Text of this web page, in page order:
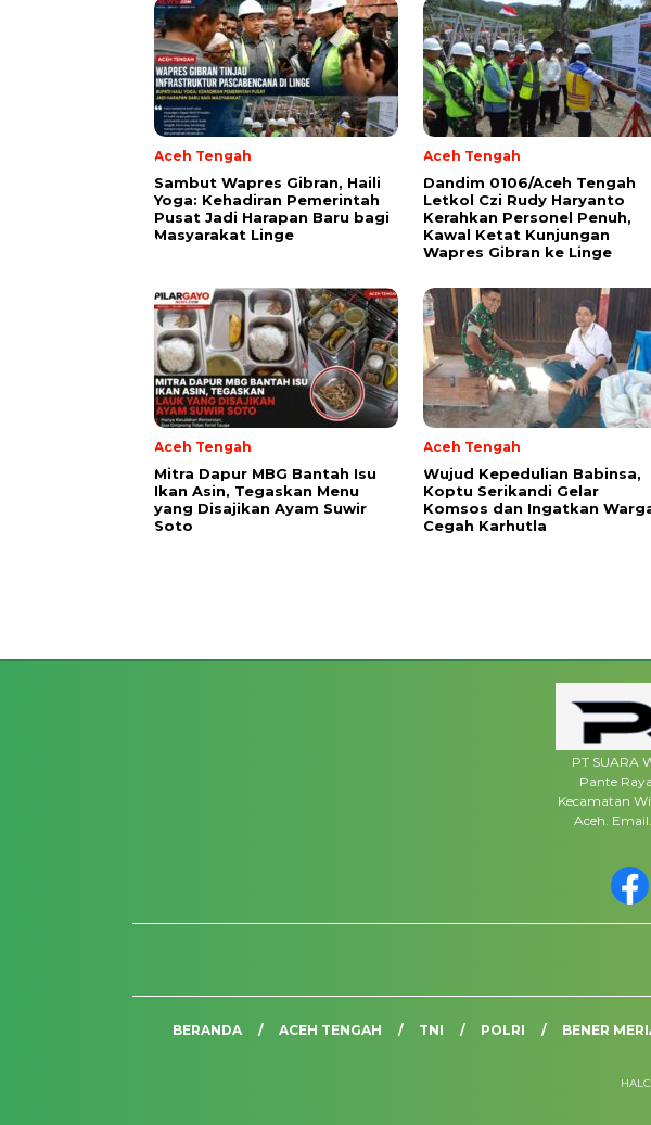
Aceh Tengah
‎Sambut Wapres Gibran, Haili
Yoga: Kehadiran Pemerintah
Pusat Jadi Harapan Baru bagi
Masyarakat Linge
Aceh Tengah
Dandim 0106/Aceh Tengah
Letkol Czi Rudy Haryanto
Kerahkan Personel Penuh,
Kawal Ketat Kunjungan
Wapres Gibran ke Linge
Aceh Tengah
‎Mitra Dapur MBG Bantah Isu
Ikan Asin, Tegaskan Menu
yang Disajikan Ayam Suwir
Soto
Aceh Tengah
‎Wujud Kepedulian Babinsa,
Koptu Serikandi Gelar
Komsos dan Ingatkan
Cegah Karhutla ‎
PT SUARA
Pante
Kecamatan
Aceh.
BERANDA ACEH TENGAH TNI POLRI BENER